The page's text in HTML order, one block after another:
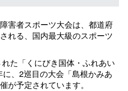
害者スポーツ大会は、都道府
れる、国内最大級のスポーツ
た「くにびき国体・ふれあい
、2巡目の大会「島根かみあ
が予定されています。